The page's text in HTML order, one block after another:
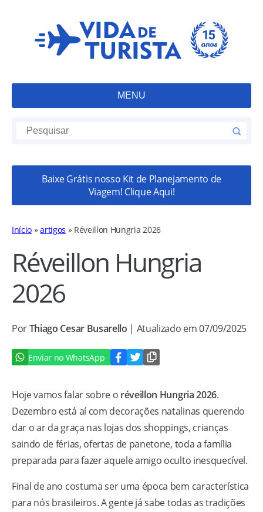
MENU
Baixe Grátis nosso Kit de Planejamento de
Viagem! Clique Aqui!
Início »artigos » Réveillon Hungria 2026
Réveillon Hungria
2026
PorThiago Cesar Busarello | Atualizado em 07/09/2025
Enviar no WhatsApp
Hoje vamos falar sobre o réveillon Hungria 2026.
Dezembro está aí com decorações natalinas querendo
dar o ar da graça nas lojas dos shoppings, crianças
saindo de férias, ofertas de panetone, toda a família
preparada para fazer aquele amigo oculto inesquecível.
Final de ano costuma ser uma época bem característica
para nós brasileiros. A gente já sabe todas as tradições